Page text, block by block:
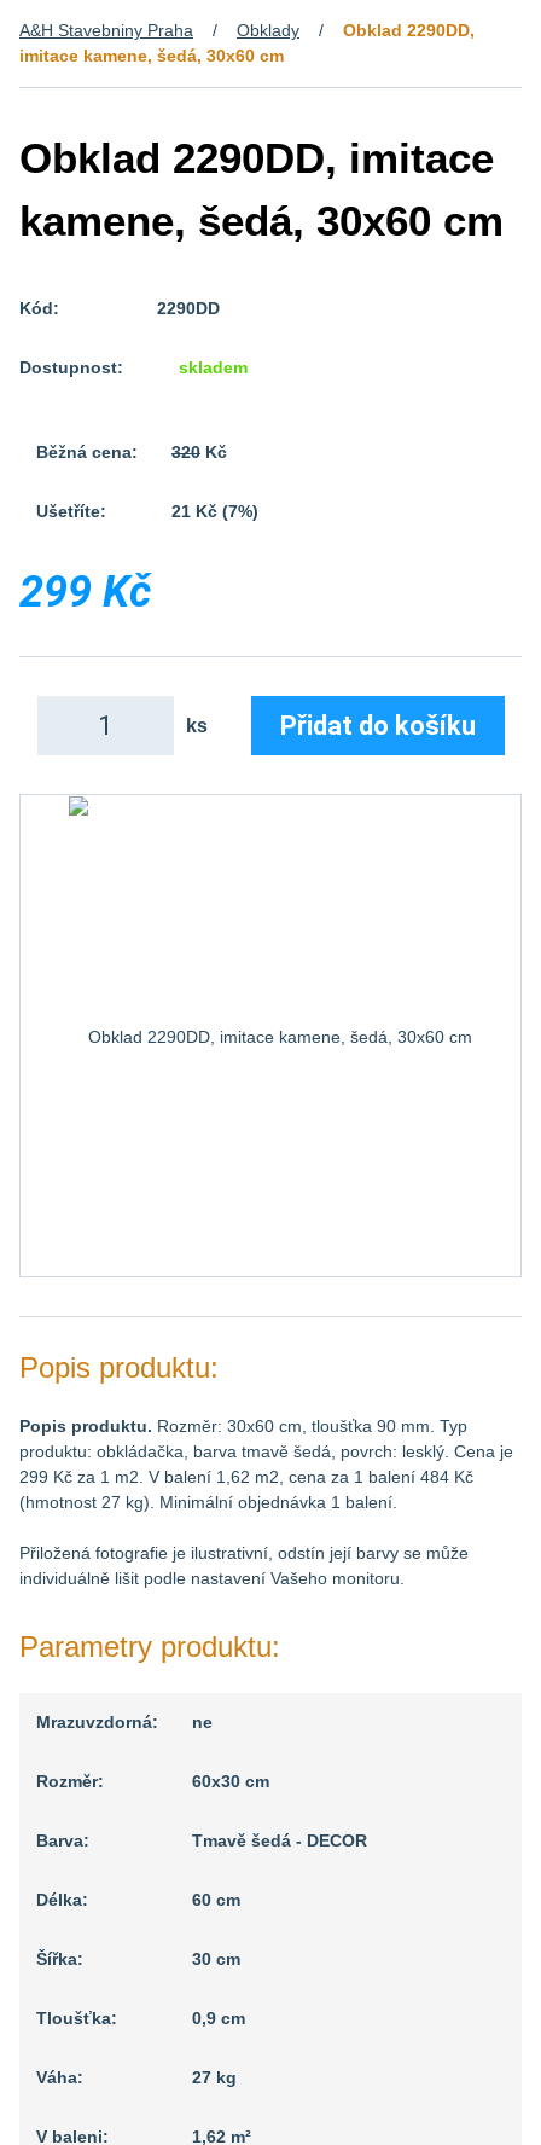
A&H Stavebniny Praha Obklady
Obklad 2290DD,
imitace kamene, šedá, 30x60 cm
Obklad 2290DD, imitace
kamene, šedá, 30x60 cm
Kód: 2290DD
Dostupnost: skladem
Běžná cena: 320 Kč
Ušetříte: 21 Kč (7%)
299 Kč
ks Přidat do košíku
Popis produktu:
Popis produktu. Rozměr: 30x60 cm, tloušťka 90 mm. Typ
produktu: obkládačka, barva tmavě šedá, povrch: lesklý. Cena je
299 Kč za 1 m2. V balení 1,62 m2, cena za 1 balení 484 Kč
(hmotnost 27 kg). Minimální objednávka 1 balení.
Přiložená fotografie je ilustrativní, odstín její barvy se může
individuálně lišit podle nastavení Vašeho monitoru.
Parametry produktu:
Mrazuvzdorná: ne
Rozměr: 60x30 cm
Barva: Tmavě šedá - DECOR
Délka: 60 cm
Šířka: 30 cm
Tloušťka: 0,9 cm
Váha: 27 kg
V baleni: 1,62 m²